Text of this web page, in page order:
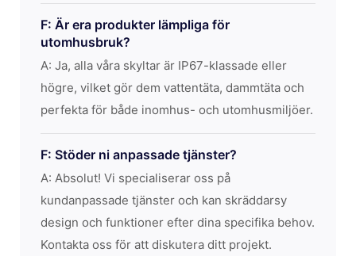
F: Är era produkter lämpliga för
utomhusbruk?
A: Ja, alla våra skyltar är IP67-klassade eller
högre, vilket gör dem vattentäta, dammtäta och
perfekta för både inomhus- och utomhusmiljöer.
F: Stöder ni anpassade tjänster?
A: Absolut! Vi specialiserar oss på
kundanpassade tjänster och kan skräddarsy
design och funktioner efter dina specifika behov.
Kontakta oss för att diskutera ditt projekt.